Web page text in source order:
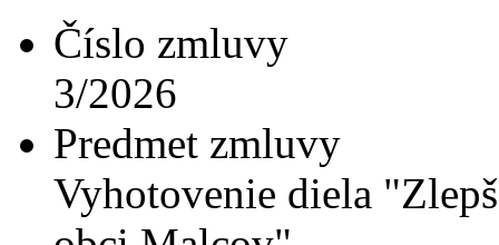
Číslo zmluvy
3/2026
Predmet zmluvy
Vyhotovenie diela